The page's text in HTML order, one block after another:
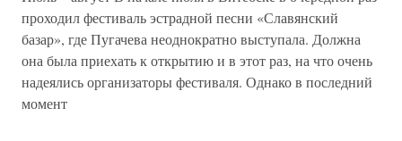
проходил фестиваль эстрадной песни «Славянский
базар», где Пугачева неоднократно выступала. Должна
она была приехать к открытию и в этот раз, на что очень
надеялись организаторы фестиваля. Однако в последний
момент